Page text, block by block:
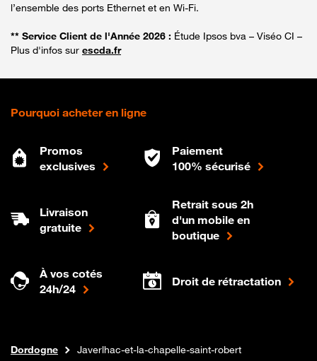
l’ensemble des ports Ethernet et en Wi-Fi.
** Service Client de l'Année 2026 : Étude Ipsos bva – Viséo CI –
Plus d'infos sur escda.fr
Pourquoi acheter en ligne
Promos
exclusives
Paiement
100% sécurisé
Livraison
gratuite
Retrait sous 2h
d'un mobile en
boutique
À vos cotés
24h/24
Droit de rétractation
Boutique Orange
Internet fibreNouvelle-aquitaine
Dordogne Javerlhac-et-la-chapelle-saint-robert